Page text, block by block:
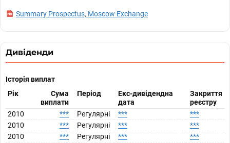
Summary Prospectus, Moscow Exchange
Дивіденди
Історія виплат
Рік
Сума
виплати
Період
Екс-дивідендна
дата
Закриття
реєстру
2010
*** Регулярні ***
***
2010
*** Регулярні ***
***
2010
*** Регулярні ***
***